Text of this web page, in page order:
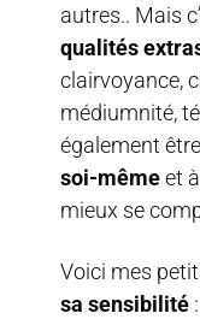
autres.. Mais
qualités
clairvoyance,
médiumnité,
également être
soi-mêmeet
mieux se
Voici mes
sa sensibilité :